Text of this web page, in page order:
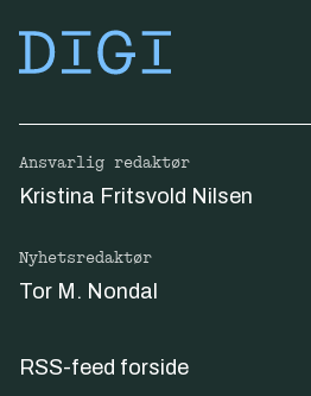
Ansvarlig redaktør
Kristina Fritsvold Nilsen
Nyhetsredaktør
Tor M. Nondal
RSS-feed forside